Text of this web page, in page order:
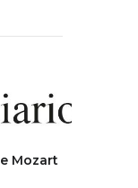
Mozart